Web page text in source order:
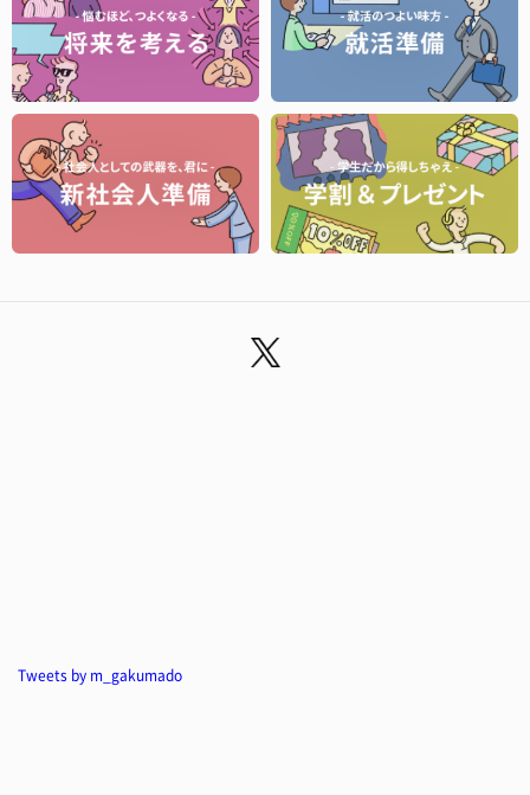
Tweets by m_gakumado